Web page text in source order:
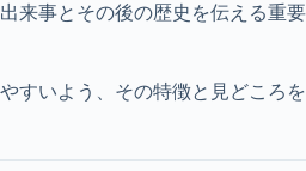
来事とその後の歴史を伝える重要
すいよう、その特徴と見どころを